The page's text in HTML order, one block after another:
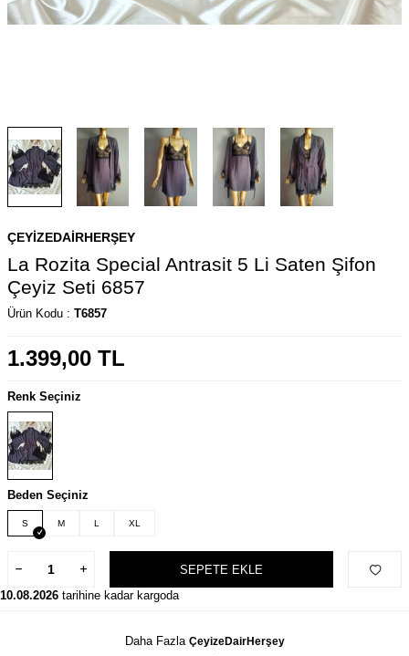
ÇEYIZEDAIRHERŞEY
La Rozita Special Antrasit 5 Li Saten Şifon
Çeyiz Seti 6857
Ürün Kodu : T6857
1.399,00 TL
Renk Seçiniz
Beden Seçiniz
S M L XL
SEPETE EKLE
10.08.2026 tarihine kadar kargoda
Daha Fazla ÇeyizeDairHerşey